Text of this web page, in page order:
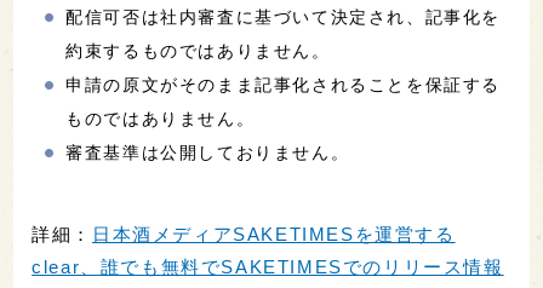
配信可否は社内審査に基づいて決定され、記事化を
約束するものではありません。
申請の原文がそのまま記事化されることを保証する
ものではありません。
審査基準は公開しておりません。
詳細：
日本酒メディアSAKETIMESを運営する
clear、誰でも無料でSAKETIMESでのリリース情報